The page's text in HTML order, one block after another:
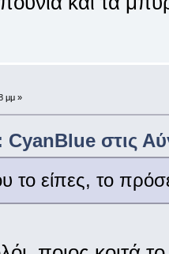
μμ »
στις
το είπες, το